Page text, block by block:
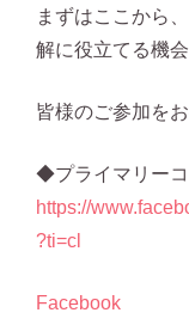
まずはここから
解に役立てる機
皆様のご参加を
◆プライマリーコ
https://
?ti=cl
Facebook